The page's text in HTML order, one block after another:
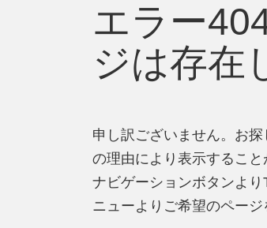
エラー
ジは存在
申し訳ございません。お
の理由により表示すること
ナビゲーションボタンよ
ニューよりご希望のページ